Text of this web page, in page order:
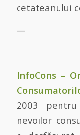
cetateanului
—
InfoCons –
2003
nevoilor